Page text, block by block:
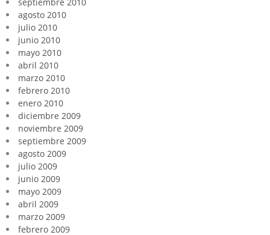
agosto 2010
julio 2010
junio 2010
mayo 2010
abril 2010
marzo 2010
febrero 2010
enero 2010
diciembre 2009
noviembre 2009
septiembre 2009
agosto 2009
julio 2009
junio 2009
mayo 2009
abril 2009
marzo 2009
febrero 2009